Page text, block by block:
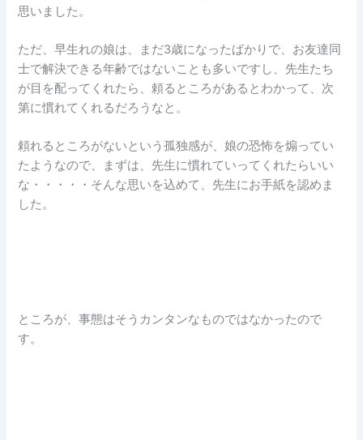
思いました。
ただ、早生れの娘は、まだ3歳になったばかりで、お友達同
士で解決できる年齢ではないことも多いですし、先生たち
が目を配ってくれたら、頼るところがあるとわかって、次
第に慣れてくれるだろうなと。
頼れるところがないという孤独感が、娘の恐怖を煽ってい
たようなので、まずは、先生に慣れていってくれたらいい
な・・・・・そんな思いを込めて、先生にお手紙を認めま
した。
ところが、事態はそうカンタンなものではなかったので
す。